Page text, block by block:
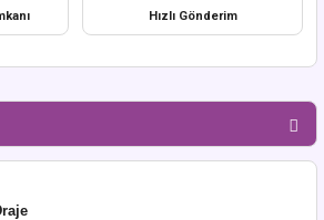
Hızlı Gönderim